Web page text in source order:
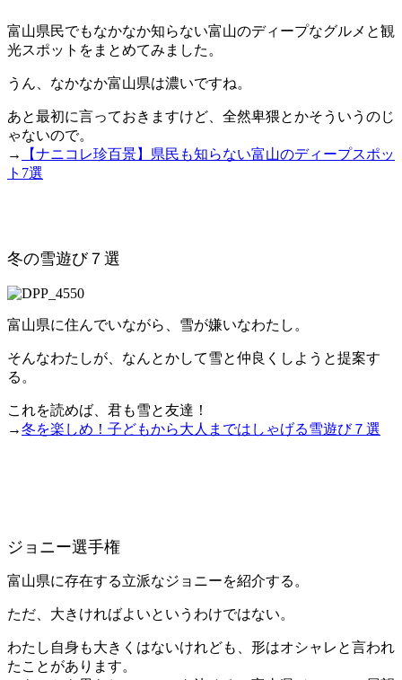
富山県民でもなかなか知らない富山のディープなグルメと観
光スポットをまとめてみました。
うん、なかなか富山県は濃いですね。
あと最初に言っておきますけど、全然卑猥とかそういうのじ
ゃないので。
→
【ナニコレ珍百景】県民も知らない富山のディープスポッ
ト7選
冬の雪遊び７選
富山県に住んでいながら、雪が嫌いなわたし。
そんなわたしが、なんとかして雪と仲良くしようと提案す
る。
これを読めば、君も雪と友達！
→冬を楽しめ！子どもから大人まではしゃげる雪遊び７選
ジョニー選手権
富山県に存在する立派なジョニーを紹介する。
ただ、大きければよいというわけではない。
わたし自身も大きくはないけれども、形はオシャレと言われ
たことがあります。